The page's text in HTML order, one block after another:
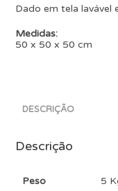
Dado em tela lavável
Medidas:
50 x 50 x 50 cm
DESCRIÇÃO
Descrição
Peso 5